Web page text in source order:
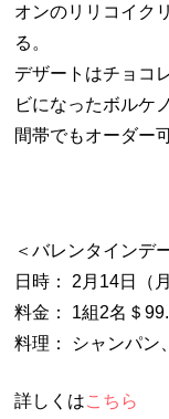
オンのリリコイク
る。
デザートはチョコ
ビになったボルケ
間帯でもオーダー
＜バレンタインデ
日時： 2月14日（
料金： 1組2名＄
料理： シャンパン
詳しくはこちら